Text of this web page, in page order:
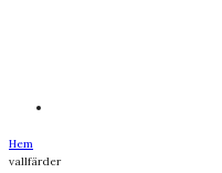
Hem
vallfärder